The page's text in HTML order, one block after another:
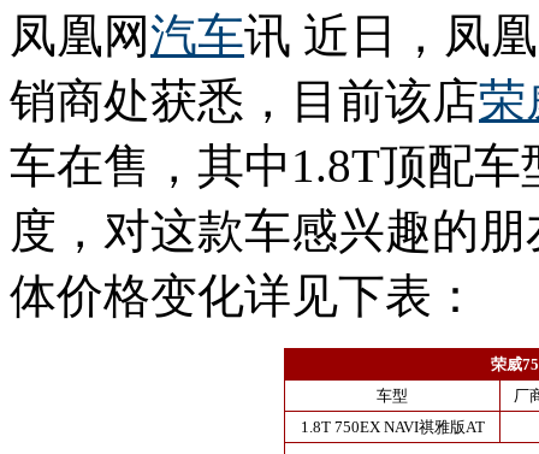
凤凰网汽车讯 近日，凤
销商处获悉，目前该店荣
车在售，其中1.8T顶配
度，对这款车感兴趣的
体价格变化详见下表：
荣威
车型
厂
1.8T 750EX NAVI祺雅版AT